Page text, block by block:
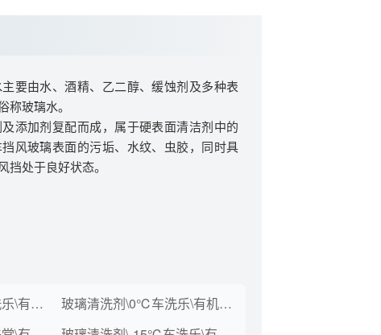
要由水、酒精、乙二醇、缓蚀剂及多种表
玻璃水。
添加剂复配而成，属于硬表面清洁剂中的
风玻璃表面的污垢、水纹、虫胶，同时具
处于良好状态。
玻璃清洗剂\-30℃车洗乐\有机醇\桶装(L)\2
玻璃清洗剂\0℃车洗乐\有机醇\桶装(L)\2